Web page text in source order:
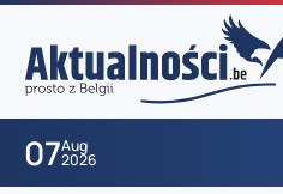
07Aug
2026